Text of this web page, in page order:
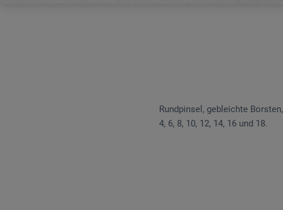
Rundpinsel, gebleichte
4, 6, 8, 10, 12, 14, 16 und 18.